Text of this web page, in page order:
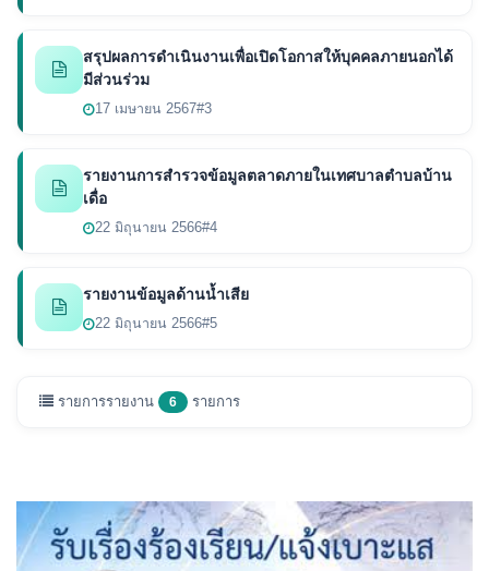
สรุปผลการดำเนินงานเพื่อเปิดโอกาสให้บุคคลภายนอกได้
มีส่วนร่วม
17 เมษายน 2567#3
รายงานการสำรวจข้อมูลตลาดภายในเทศบาลตำบลบ้าน
เดื่อ
22 มิถุนายน 2566#4
รายงานข้อมูลด้านน้ำเสีย
22 มิถุนายน 2566#5
รายการรายงาน 6 รายการ